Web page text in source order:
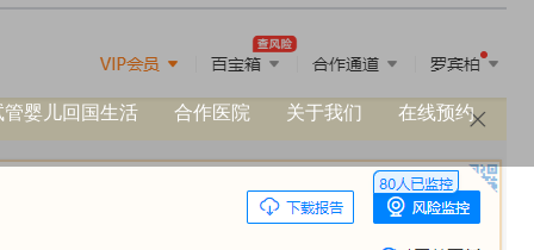
管婴儿回国生活 合作医院 关于我们 在线预约